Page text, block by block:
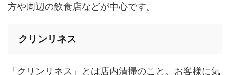
方や周辺の飲食店などが中心です。
クリンリネス
「クリンリネス」とは店内清掃のこと。お客様に気